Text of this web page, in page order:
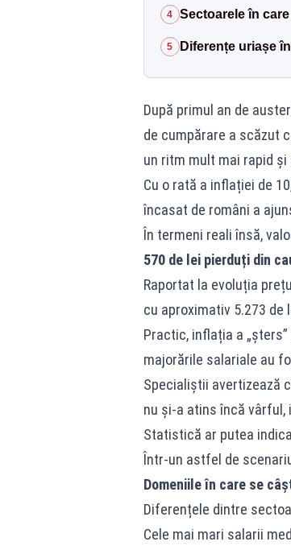
4 Sectoarele în
5 Diferențe uriașe
După primul an de
de cumpărare a scăzut
un ritm mult mai rapid
Cu o rată a inflației de
încasat de români a
În termeni reali însă,
570 de lei pierduți din
Raportat la evoluția
cu aproximativ 5.273 de
Practic, inflația a
majorările salariale au
Specialiștii avertizează
nu și-a atins încă
Statistică ar putea
Într-un astfel de
Domeniile în care se
Diferențele dintre
Cele mai mari salarii